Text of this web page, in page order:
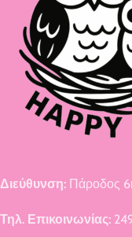
Διεύθυνση: Πάροδος
Τηλ. Επικοινωνίας: